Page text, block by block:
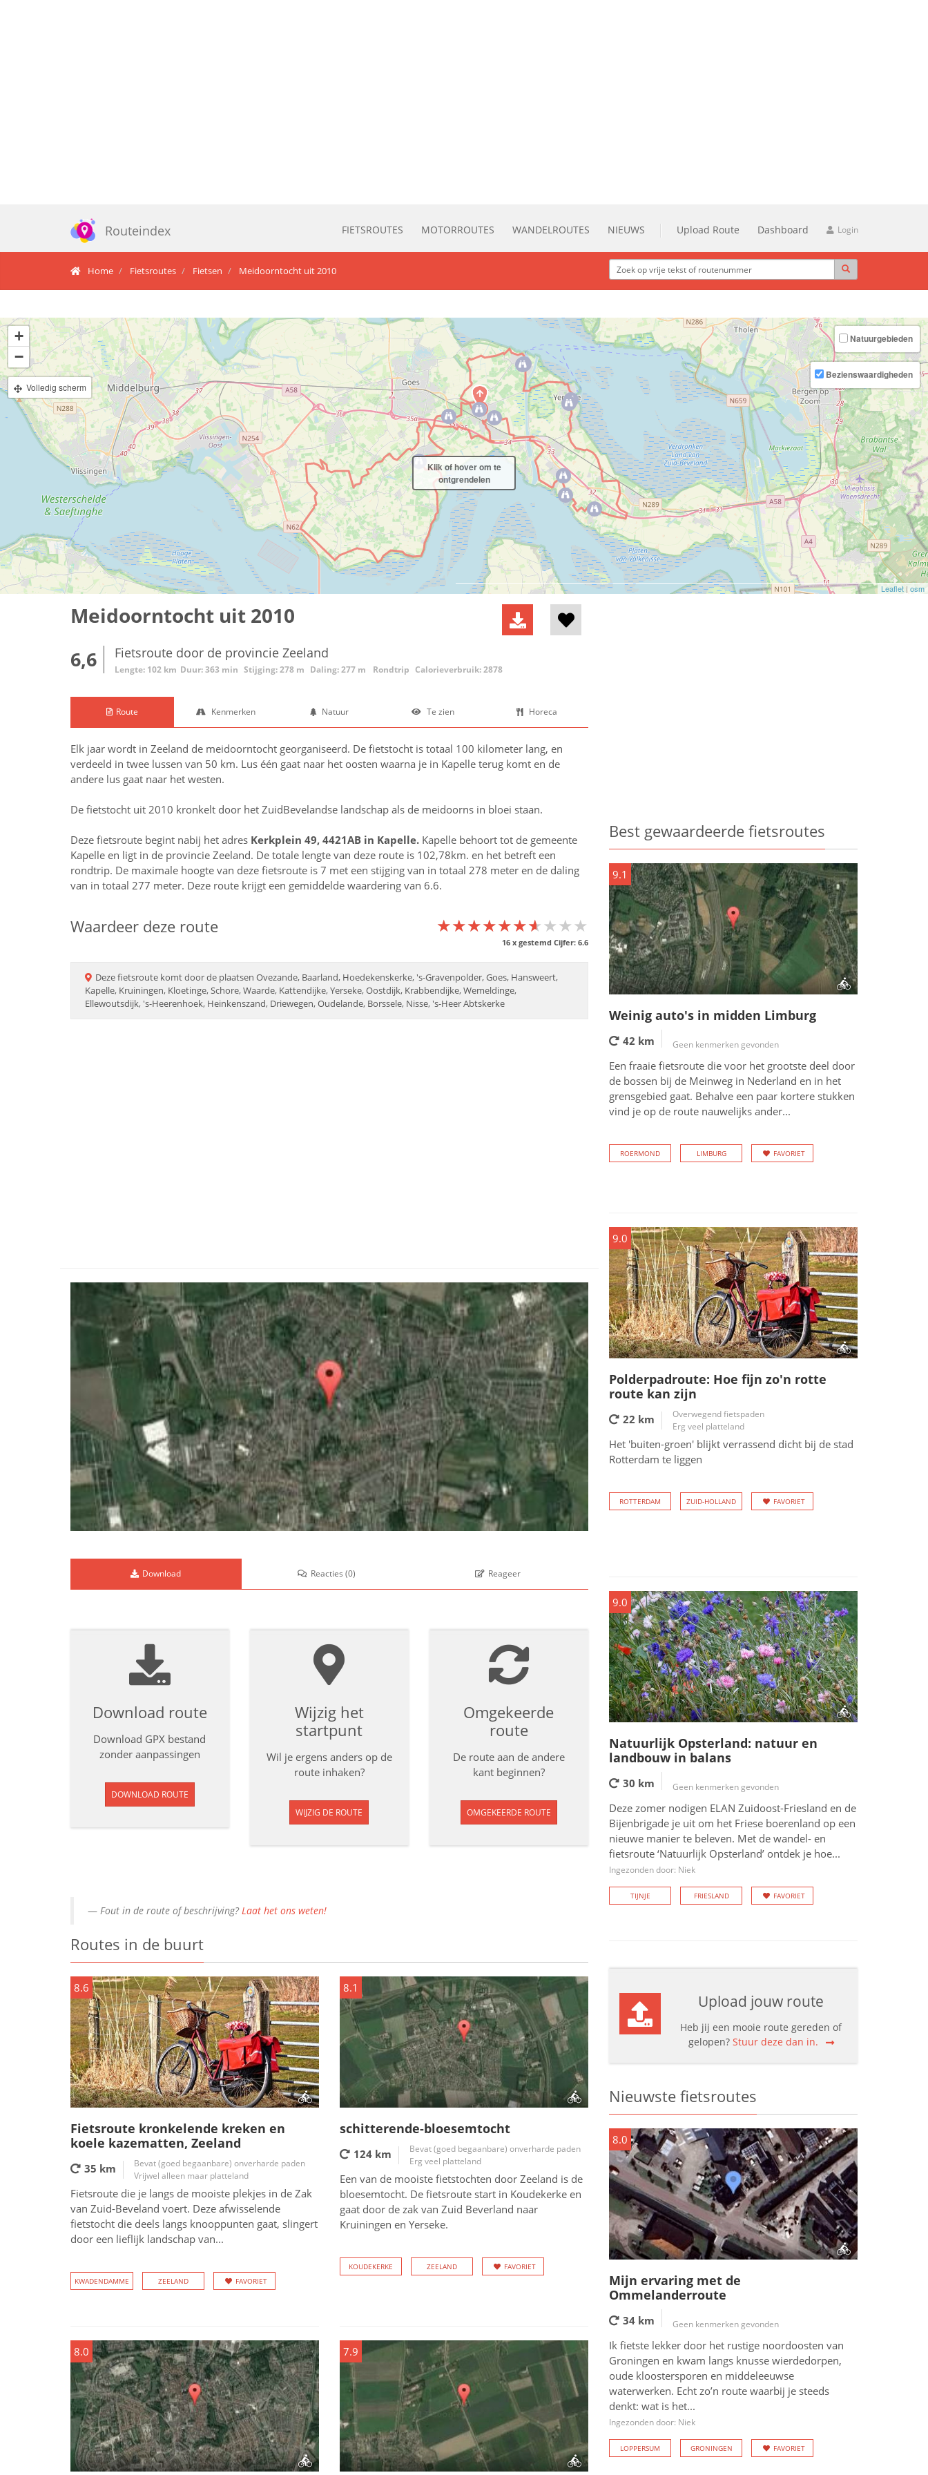
Routeindex FIETSROUTES MOTORROUTES WANDELROUTES NIEUWS Upload Route Dashboard Login
Home Fietsroutes Fietsen Meidoorntocht uit 2010
+
−
Volledig scherm
Natuurgebieden
Bezienswaardigheden
Leaflet|osm
Klik of hover om te
ontgrendelen
Meidoorntocht uit 2010
6,6 Fietsroute door de provincie Zeeland
Lengte: 102 km Duur: 363 min Stijging: 278 m Daling: 277 m Rondtrip Calorieverbruik: 2878
Route Kenmerken Natuur Te zien Horeca
Elk jaar wordt in Zeeland de meidoorntocht georganiseerd. De fietstocht is totaal 100 kilometer lang, en
verdeeld in twee lussen van 50 km. Lus één gaat naar het oosten waarna je in Kapelle terug komt en de
andere lus gaat naar het westen.
De fietstocht uit 2010 kronkelt door het ZuidBevelandse landschap als de meidoorns in bloei staan.
Deze fietsroute begint nabij het adres Kerkplein 49, 4421AB in Kapelle. Kapelle behoort tot de gemeente
Kapelle en ligt in de provincie Zeeland. De totale lengte van deze route is 102,78km. en het betreft een
rondtrip. De maximale hoogte van deze fietsroute is 7 met een stijging van in totaal 278 meter en de daling
van in totaal 277 meter. Deze route krijgt een gemiddelde waardering van 6.6.
Waardeer deze route ★★★★★★★★★★
★★★★★★★★★★
★★★★★★★★★★
16x gestemd Cijfer: 6.6
Dezefietsroute komt door de plaatsen Ovezande, Baarland, Hoedekenskerke, 's-Gravenpolder, Goes, Hansweert,
Kapelle, Kruiningen, Kloetinge, Schore, Waarde, Kattendijke, Yerseke, Oostdijk, Krabbendijke, Wemeldinge,
Ellewoutsdijk, 's-Heerenhoek, Heinkenszand, Driewegen, Oudelande, Borssele, Nisse, 's-Heer Abtskerke
Download Reacties(0) Reageer
Download route
Download GPX bestand
zonder aanpassingen
DOWNLOAD ROUTE
Wijzig het
startpunt
Wil je ergens anders op de
route inhaken?
WIJZIG DE ROUTE
Omgekeerde
route
De route aan de andere
kant beginnen?
OMGEKEERDE ROUTE
Fout in de route of beschrijving?Laat het ons weten!
Routes in de buurt
8.6
Fietsroute kronkelende kreken en
koele kazematten, Zeeland
35 km
Bevat (goed begaanbare) onverharde paden
Vrijwel alleen maar platteland
Fietsroute die je langs de mooiste plekjes in de Zak
van Zuid-Beveland voert. Deze afwisselende
fietstocht die deels langs knooppunten gaat, slingert
door een lieflijk landschap van...
KWADENDAMME ZEELAND FAVORIET
8.1
schitterende-bloesemtocht
124 km
Bevat (goed begaanbare) onverharde paden
Erg veel platteland
Een van de mooiste fietstochten door Zeeland is de
bloesemtocht. De fietsroute start in Koudekerke en
gaat door de zak van Zuid Beverland naar
Kruiningen en Yerseke.
KOUDEKERKE ZEELAND FAVORIET
8.0 7.9
Best gewaardeerde fietsroutes
9.1
Weinig auto's in midden Limburg
42 km Geen kenmerken gevonden
Een fraaie fietsroute die voor het grootste deel door
de bossen bij de Meinweg in Nederland en in het
grensgebied gaat. Behalve een paar kortere stukken
vind je op de route nauwelijks ander...
ROERMOND LIMBURG FAVORIET
9.0
Polderpadroute: Hoe fijn zo'n rotte
route kan zijn
22 km
Overwegend fietspaden
Erg veel platteland
Het 'buiten-groen' blijkt verrassend dicht bij de stad
Rotterdam te liggen
ROTTERDAM ZUID-HOLLAND FAVORIET
9.0
Natuurlijk Opsterland: natuur en
landbouw in balans
30 km Geen kenmerken gevonden
Deze zomer nodigen ELAN Zuidoost-Friesland en de
Bijenbrigade je uit om het Friese boerenland op een
nieuwe manier te beleven. Met de wandel- en
fietsroute ‘Natuurlijk Opsterland’ ontdek je hoe...
Ingezonden door: Niek
TIJNJE FRIESLAND FAVORIET
Upload jouw route
Heb jij een mooie route gereden of
gelopen? Stuur deze dan in.
Nieuwste fietsroutes
8.0
Mijn ervaring met de
Ommelanderroute
34 km Geen kenmerken gevonden
Ik fietste lekker door het rustige noordoosten van
Groningen en kwam langs knusse wierdedorpen,
oude kloostersporen en middeleeuwse
waterwerken. Echt zo’n route waarbij je steeds
denkt: wat is het...
Ingezonden door: Niek
LOPPERSUM GRONINGEN FAVORIET